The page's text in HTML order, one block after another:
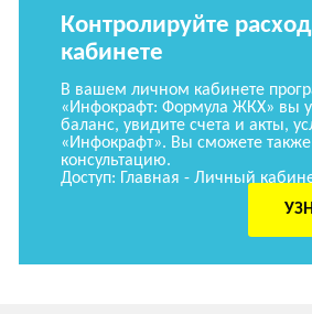
Контролируйте
кабинете
В вашем личном кабинете
«Инфокрафт: Формула ЖКХ» вы
баланс, увидите счета и акты,
«Инфокрафт». Вы сможете также
консультацию.
Доступ: Главная - Личный